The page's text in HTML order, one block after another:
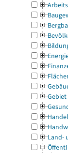
Gebiet
Land-